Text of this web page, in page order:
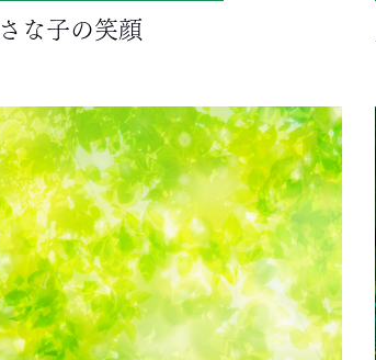
な子の笑顔